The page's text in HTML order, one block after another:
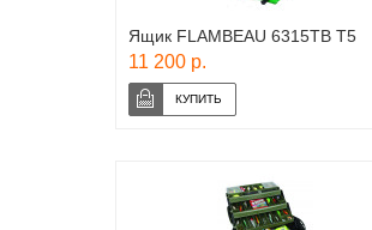
Ящик FLAMBEAU 6315TB T5
11 200 р.